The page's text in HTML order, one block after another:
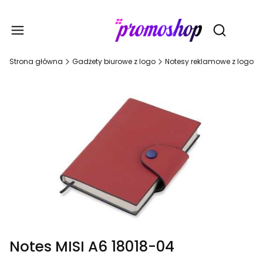
Otwórz
Strona główna Gadżety biurowe z logo Notesy reklamowe z logo
Notes MISI A6 18018-04